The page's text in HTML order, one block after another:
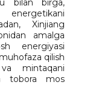
bilan birga,
Xinjiang
amalga
energiyasi
qilish
mintaqani
tobora mos